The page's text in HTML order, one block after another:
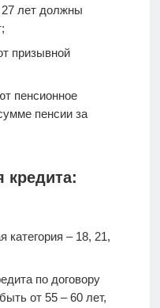
лет должны
призывной
пенсионное
пенсии за
кредита:
категория – 18, 21,
по договору
от 55 – 60 лет,